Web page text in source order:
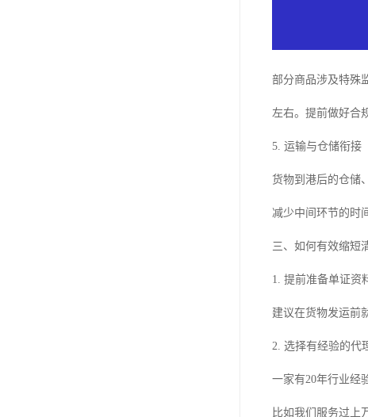
部分商品涉及特殊
左右。提前做好合
5. 运输与仓储衔接
货物到港后的仓储
减少中间环节的时
三、如何有效缩短
1. 提前准备单证资
建议在货物发运前
2. 选择有经验的代
一家有20年行业经
比如我们服务过上